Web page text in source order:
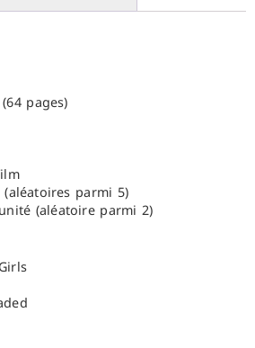
pages)
(aléatoires parmi 5)
(aléatoire parmi 2)